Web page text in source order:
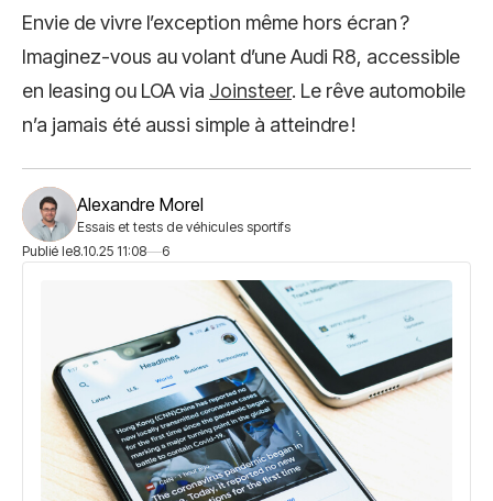
Envie de vivre l’exception même hors écran ?
Imaginez-vous au volant d’une Audi R8, accessible
en leasing ou LOA via Joinsteer. Le rêve automobile
n’a jamais été aussi simple à atteindre !
Alexandre Morel
Essais et tests de véhicules sportifs
Publié le8.10.25 11:08 6